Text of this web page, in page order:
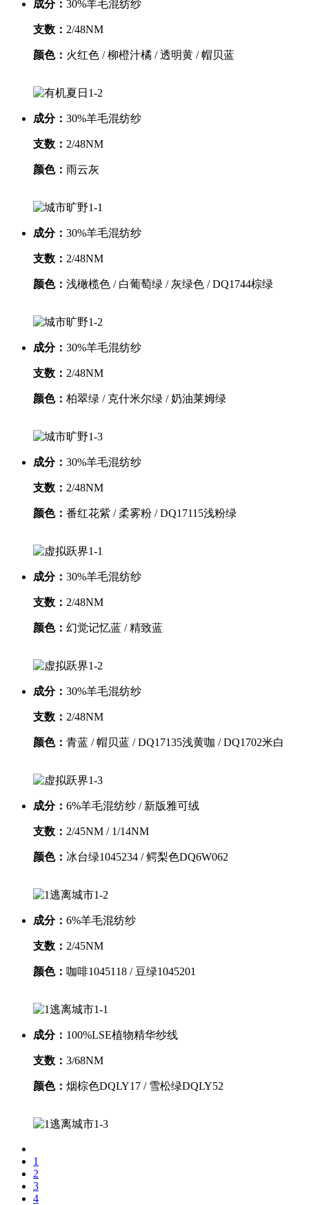
成分： 30%羊毛混纺纱
支数： 2/48NM
颜色： 火红色 / 柳橙汁橘 / 透明黄 / 帽贝蓝
成分： 30%羊毛混纺纱
支数： 2/48NM
颜色： 雨云灰
成分： 30%羊毛混纺纱
支数： 2/48NM
颜色： 浅橄榄色 / 白葡萄绿 / 灰绿色 / DQ1744棕绿
成分： 30%羊毛混纺纱
支数： 2/48NM
颜色： 柏翠绿 / 克什米尔绿 / 奶油莱姆绿
成分： 30%羊毛混纺纱
支数： 2/48NM
颜色： 番红花紫 / 柔雾粉 / DQ17115浅粉绿
成分： 30%羊毛混纺纱
支数： 2/48NM
颜色： 幻觉记忆蓝 / 精致蓝
成分： 30%羊毛混纺纱
支数： 2/48NM
颜色： 青蓝 / 帽贝蓝 / DQ17135浅黄咖 / DQ1702米白
成分： 6%羊毛混纺纱 / 新版雅可绒
支数： 2/45NM / 1/14NM
颜色： 冰台绿1045234 / 鳄梨色DQ6W062
成分： 6%羊毛混纺纱
支数： 2/45NM
颜色： 咖啡1045118 / 豆绿1045201
成分： 100%LSE植物精华纱线
支数： 3/68NM
颜色： 烟棕色DQLY17 / 雪松绿DQLY52
1
2
3
4